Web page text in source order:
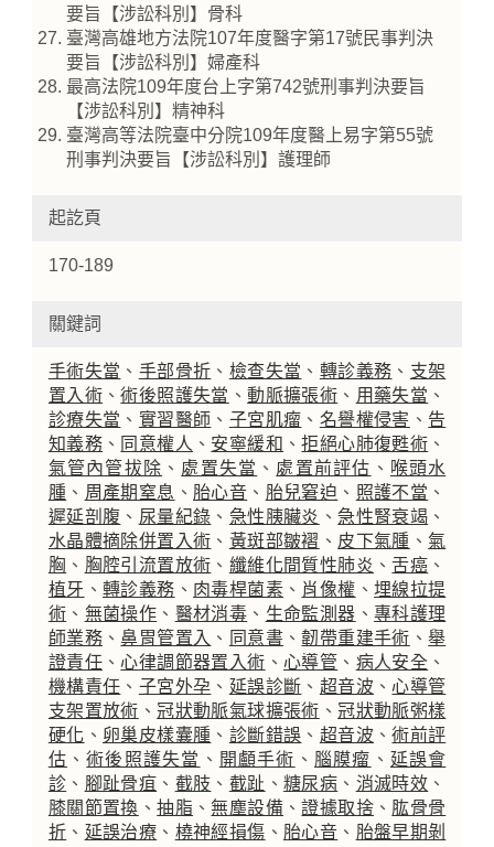
要旨【涉訟科別】骨科
臺灣高雄地方法院107年度醫字第17號民事判決
要旨【涉訟科別】婦產科
最高法院109年度台上字第742號刑事判決要旨
【涉訟科別】精神科
臺灣高等法院臺中分院109年度醫上易字第55號
刑事判決要旨【涉訟科別】護理師
起訖頁
170-189
關鍵詞
手術失當 、 手部骨折 、 檢查失當 、 轉診義務 、 支架
置入術 、術後照護失當 、動脈擴張術 、 用藥失當 、
診療失當 、 實習醫師 、 子宮肌瘤 、 名譽權侵害 、 告
知義務 、 同意權人 、 安寧緩和 、拒絕心肺復甦術 、
氣管內管拔除 、 處置失當 、 處置前評估 、 喉頭水
腫 、 周產期窒息 、 胎心音 、 胎兒窘迫 、 照護不當 、
遲延剖腹 、 尿量紀錄 、 急性胰臟炎 、急性腎衰竭 、
水晶體摘除併置入術 、 黃斑部皺褶 、 皮下氣腫 、氣
胸 、 胸腔引流置放術 、 纖維化間質性肺炎 、舌癌 、
植牙 、轉診義務 、 肉毒桿菌素 、 肖像權 、埋線拉提
術 、 無菌操作 、 醫材消毒 、 生命監測器 、專科護理
師業務 、鼻胃管置入 、 同意書 、韌帶重建手術 、舉
證責任 、 心律調節器置入術 、 心導管 、 病人安全 、
機構責任 、 子宮外孕 、 延誤診斷 、 超音波 、 心導管
支架置放術 、冠狀動脈氣球擴張術 、冠狀動脈粥樣
硬化 、 卵巢皮樣囊腫 、 診斷錯誤 、 超音波 、術前評
估 、術後照護失當 、 開顱手術 、 腦膜瘤 、 延誤會
診 、 腳趾骨疽 、 截肢 、 截趾 、糖尿病 、 消滅時效 、
膝關節置換 、抽脂 、無塵設備 、證據取捨 、 肱骨骨
折 、 延誤治療 、 橈神經損傷 、 胎心音 、 胎盤早期剝